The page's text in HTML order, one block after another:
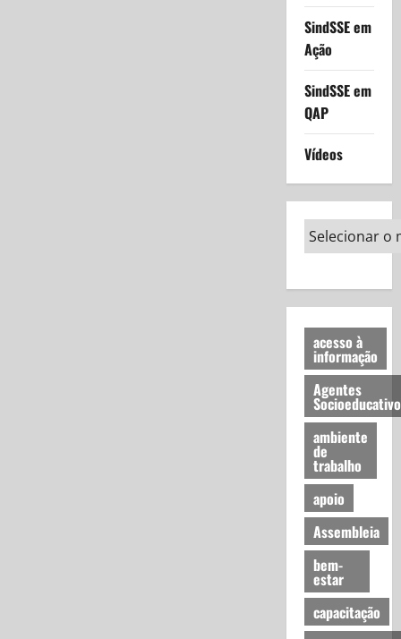
SindSSE em
Ação
SindSSE em
QAP
Vídeos
acesso à
informação
Agentes
ambiente
de
trabalho
apoio
Assembleia
bem-
estar
capacitação